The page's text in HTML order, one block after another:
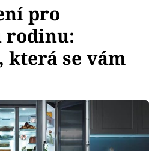
pro
rodinu:
která se vám